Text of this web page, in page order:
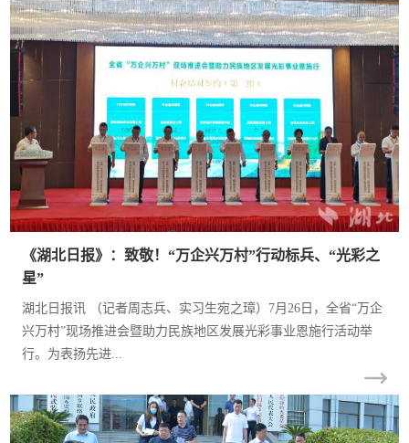
《湖北日报》：致敬！“万企兴万村”行动标兵、“光彩之
星”
湖北日报讯 （记者周志兵、实习生宛之璋）7月26日，全省“万企
兴万村”现场推进会暨助力民族地区发展光彩事业恩施行活动举
行。为表扬先进...
武汉【长江凯旋
城】滨江华宅热卖
中
武汉【长江凯旋
商中
金马凯旋时代广场
【十二市集】旺铺
武汉【金马凯旋家
居CBD】少量旺铺